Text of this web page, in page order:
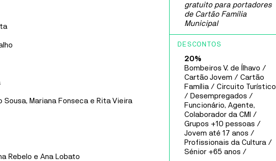
Sousa, Mariana Fonseca e Rita Vieira
Rebelo e Ana Lobato
gratuito para portadores
de Cartão Família
Municipal
DESCONTOS
20%
Bombeiros V. de Ílhavo /
Cartão Jovem / Cartão
Família / Circuito Turístico
/ Desempregados /
Funcionário, Agente,
Colaborador da CMI /
Grupos +10 pessoas /
Jovem até 17 anos /
Profissionais da Cultura /
Sénior +65 anos /
MARMY
Dela Marmy trabalha no seu segundo disco
consolidar mudanças e interações mesmo que subtis,
MAIS INFORMAÇÕES